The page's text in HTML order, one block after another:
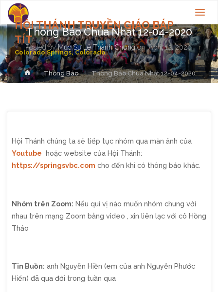
HỘI THÁNH TRUYỀN GIÁO BÁP
TÍT
Colorado Springs, Colorado
Thông Báo Chúa Nhật 12-04-2020
Posted by Mục Sư Lê Thành Chung on April 12, 2020
HomeThông Báo Thông Báo Chúa Nhật 12-04-2020
Hội Thánh chúng ta sẽ tiếp tục nhóm qua màn ảnh của
Youtube hoặc website của Hội Thánh:
https://springsvbc.com cho đến khi có thông báo khác.
Nhóm trên Zoom: Nếu quí vị nào muốn nhóm chung với
nhau trên mạng Zoom bằng video , xin liên lạc với cô Hồng
Thảo
Tin Buồn: anh Nguyễn Hiền (em của anh Nguyễn Phước
Hiển) đã qua đời trong tuần qua